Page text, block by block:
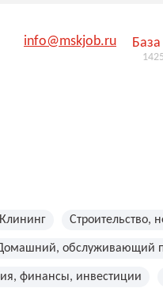
info@mskjob.ru
Клининг Строительство,
обслуживающий
финансы, инвестиции